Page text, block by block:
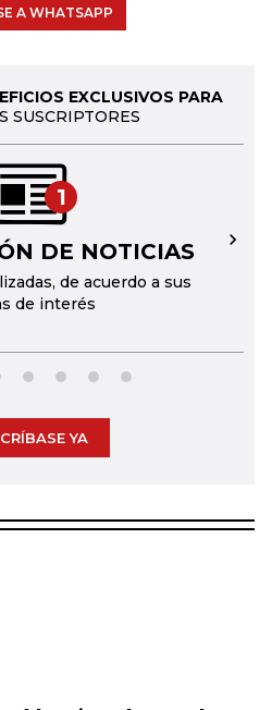
A WHATSAPP
EXCLUSIVOS PARA
SUSCRIPTORES
1
DE NOTICIAS
de acuerdo a sus
de interés
→
YA